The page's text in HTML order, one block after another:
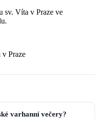
sv. Víta v Praze ve
Praze
varhanní večery?